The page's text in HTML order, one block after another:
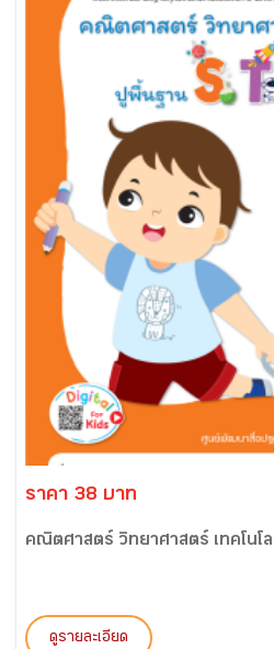
ราคา 38 บาท
คณิตศาสตร์ วิทยาศาสตร์ เทคโนโ
ดูรายละเอียด